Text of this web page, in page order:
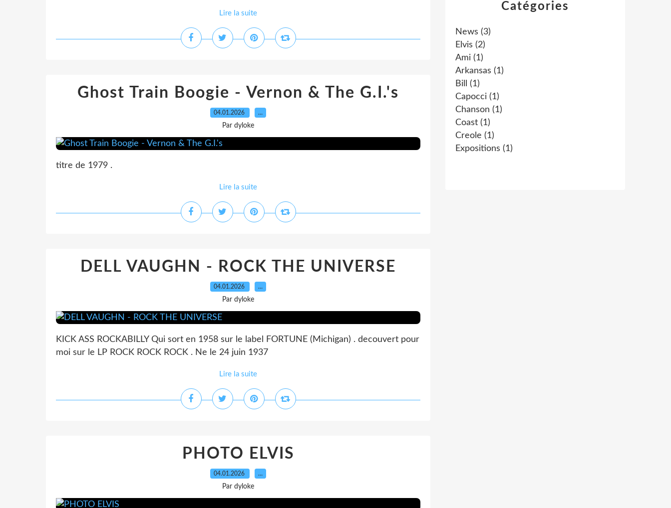
Lire la suite
Ghost Train Boogie - Vernon & The G.I.'s
04.01.2026 …
Par dyloke
titre de 1979 .
Lire la suite
DELL VAUGHN - ROCK THE UNIVERSE
04.01.2026 …
Par dyloke
KICK ASS ROCKABILLY Qui sort en 1958 sur le label FORTUNE (Michigan) . decouvert pour
moi sur le LP ROCK ROCK ROCK . Ne le 24 juin 1937
Lire la suite
PHOTO ELVIS
04.01.2026 …
Par dyloke
Catégories
News (3)
Elvis (2)
Ami (1)
Arkansas (1)
Bill
(1)
Capocci (1)
Chanson (1)
Coast (1)
Creole (1)
Expositions (1)